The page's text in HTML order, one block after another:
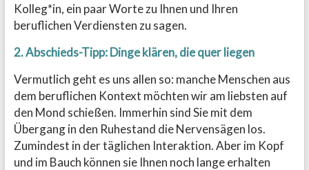
Kolleg*in, ein paar Worte zu Ihnen und Ihren
beruflichen Verdiensten zu sagen.
2. Abschieds-Tipp: Dinge klären, die quer liegen
Vermutlich geht es uns allen so: manche Menschen aus
dem beruflichen Kontext möchten wir am liebsten auf
den Mond schießen. Immerhin sind Sie mit dem
Übergang in den Ruhestand die Nervensägen los.
Zumindest in der täglichen Interaktion. Aber im Kopf
und im Bauch können sie Ihnen noch lange erhalten